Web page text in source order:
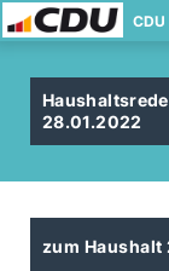
28.01.2022
zum Haushalt